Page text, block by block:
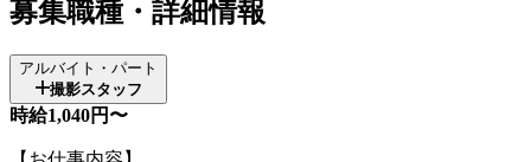
募集職種・詳細情報
アルバイト・パート
撮影スタッフ
時給1,040円〜